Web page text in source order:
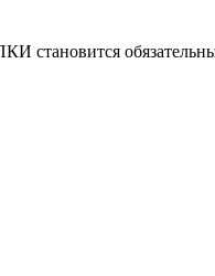
становится